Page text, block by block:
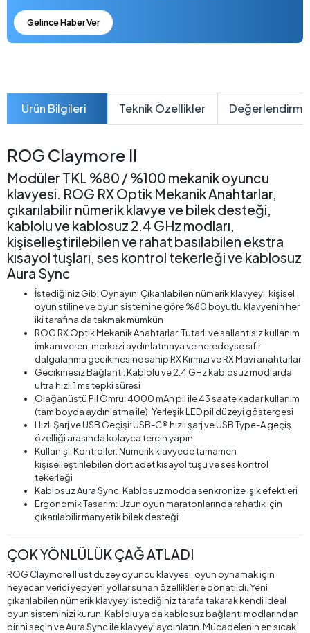
Gelince Haber Ver
Ürün Bilgileri Teknik Özellikler
ROG Claymore II
Modüler TKL %80 / %100 mekanik oyuncu
klavyesi. ROG RX Optik Mekanik Anahtarlar,
çıkarılabilir nümerik klavye ve bilek desteği,
kablolu ve kablosuz 2.4 GHz modları,
kişiselleştirilebilen ve rahat basılabilen ekstra
kısayol tuşları, ses kontrol tekerleği ve kablosuz
Aura Sync
İstediğiniz Gibi Oynayın: Çıkarılabilen nümerik klavyeyi, kişisel
oyun stiline ve oyun sistemine göre %80 boyutlu klavyenin her
iki tarafına da takmak mümkün
ROG RX Optik Mekanik Anahtarlar: Tutarlı ve sallantısız kullanım
imkanı veren, merkezi aydınlatmaya ve neredeyse sıfır
dalgalanma gecikmesine sahip RX Kırmızı ve RX Mavi anahtarlar
Gecikmesiz Bağlantı: Kablolu ve 2.4 GHz kablosuz modlarda
ultra hızlı 1 ms tepki süresi
Olağanüstü Pil Ömrü: 4000 mAh pil ile 43 saate kadar kullanım
(tam boyda aydınlatma ile). Yerleşik LED pil düzeyi göstergesi
Hızlı Şarj ve USB Geçişi: USB-C® hızlı şarj ve USB Type-A geçiş
özelliği arasında kolayca tercih yapın
Kullanışlı Kontroller: Nümerik klavyede tamamen
kişiselleştirilebilen dört adet kısayol tuşu ve ses kontrol
tekerleği
Kablosuz Aura Sync: Kablosuz modda senkronize ışık efektleri
Ergonomik Tasarım: Uzun oyun maratonlarında rahatlık için
çıkarılabilir manyetik bilek desteği
ÇOK YÖNLÜLÜK ÇAĞ ATLADI
ROG Claymore II üst düzey oyuncu klavyesi, oyun oynamak için
heyecan verici yepyeni yollar sunan özelliklerle donatıldı. Yeni
çıkarılabilen nümerik klavyeyi istediğiniz tarafa takarak kendi ideal
oyun sisteminizi kurun. Kablolu ya da kablosuz bağlantı modlarından
birini seçin ve Aura Sync ile klavyeyi aydınlatın. Mücadelenin en sıcak